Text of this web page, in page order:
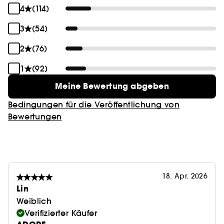
4
(114)
3
(54)
2
(76)
1
(92)
Meine Bewertung abgeben
Bedingungen für die Veröffentlichung von
Bewertungen
18. Apr. 2026
Lin
Weiblich
Verifizierter Käufer